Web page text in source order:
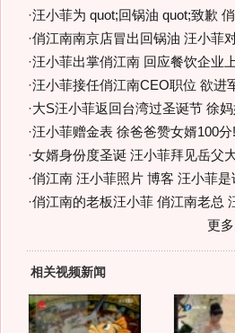
·汪小菲为 quot;回锅油 quot;致歉
·俏江南南京店冒出回锅油 汪小菲
·汪小菲出掌俏江南 回应餐饮企业
·汪小菲接任俏江南CEO职位 欲进
·大S汪小菲返回台湾过圣诞节 徐
·汪小菲赠金表 徐爸爸赞女婿100分
·女婿身份度圣诞 汪小菲拜见岳父
·俏江南 汪小菲照片 博客 汪小菲
·俏江南的老板汪小菲 俏江南老总
更
相关视频新闻